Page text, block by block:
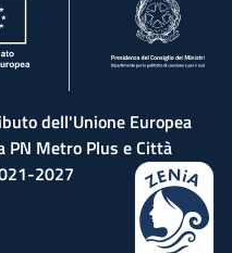
dell'Unione Europea
PN Metro Plus e Città
2027